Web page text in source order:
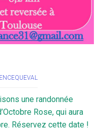
une randonnée
Rose, qui aura
Réservez cette date !